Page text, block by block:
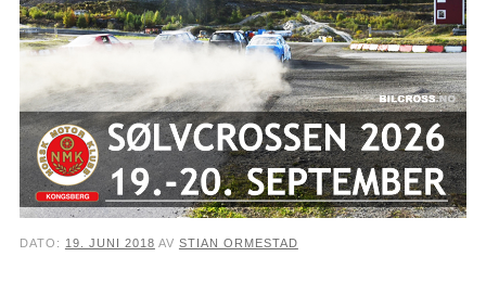
DATO: 19. JUNI 2018 AV STIAN ORMESTAD